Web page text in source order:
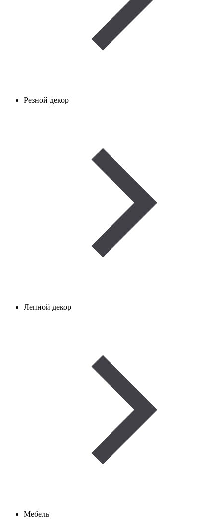
Резной декор
Лепной декор
Мебель